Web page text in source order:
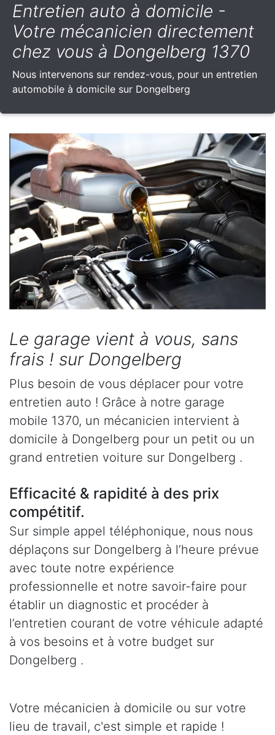
Entretien auto à domicile -
Votre mécanicien directement
chez vous à Dongelberg 1370
Nous intervenons sur rendez-vous, pour un entretien
automobile à domicile sur Dongelberg
Le garage vient à vous, sans
frais ! sur Dongelberg
Plus besoin de vous déplacer pour votre
entretien auto ! Grâce à notre garage
mobile 1370, un mécanicien intervient à
domicile à Dongelberg pour un petit ou un
grand entretien voiture sur Dongelberg .
Efficacité & rapidité à des prix
compétitif.
Sur simple appel téléphonique, nous nous
déplaçons sur Dongelberg à l’heure prévue
avec toute notre expérience
professionnelle et notre savoir-faire pour
établir un diagnostic et procéder à
l’entretien courant de votre véhicule adapté
à vos besoins et à votre budget sur
Dongelberg .
Votre mécanicien à domicile ou sur votre
lieu de travail, c'est simple et rapide !